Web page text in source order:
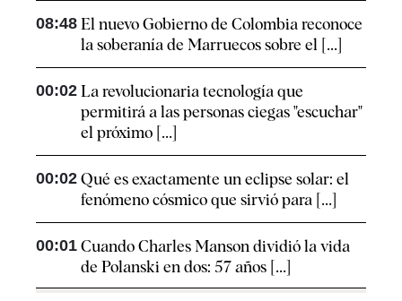
08:48 El nuevo Gobierno de Colombia reconoce
la soberanía de Marruecos sobre el [...]
00:02 La revolucionaria tecnología que
permitirá a las personas ciegas "escuchar"
el próximo [...]
00:02 Qué es exactamente un eclipse solar: el
fenómeno cósmico que sirvió para [...]
00:01 Cuando Charles Manson dividió la vida
de Polanski en dos: 57 años [...]